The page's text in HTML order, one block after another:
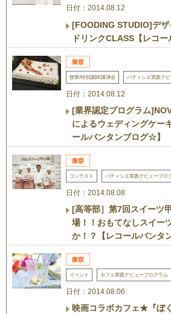
日付：2014.08.12
[FOODING STUDIO]デ
ドリンクCLASS【レコ
授業/特別講師/講演会 パティシエ実践デ
日付：2014.08.12
[業界認定プログラム
によるウェディングケー
ールバンタンブログ☆】
コンテスト パティシエ実践デビュープロ
日付：2014.08.08
[高等部］第7回スイーツ
場！！おもてなしスイー
か！？【レコールバンタ
イベント カフェ実践デビュープログラム
日付：2014.08.06
映画コラボカフェ★『ぼ